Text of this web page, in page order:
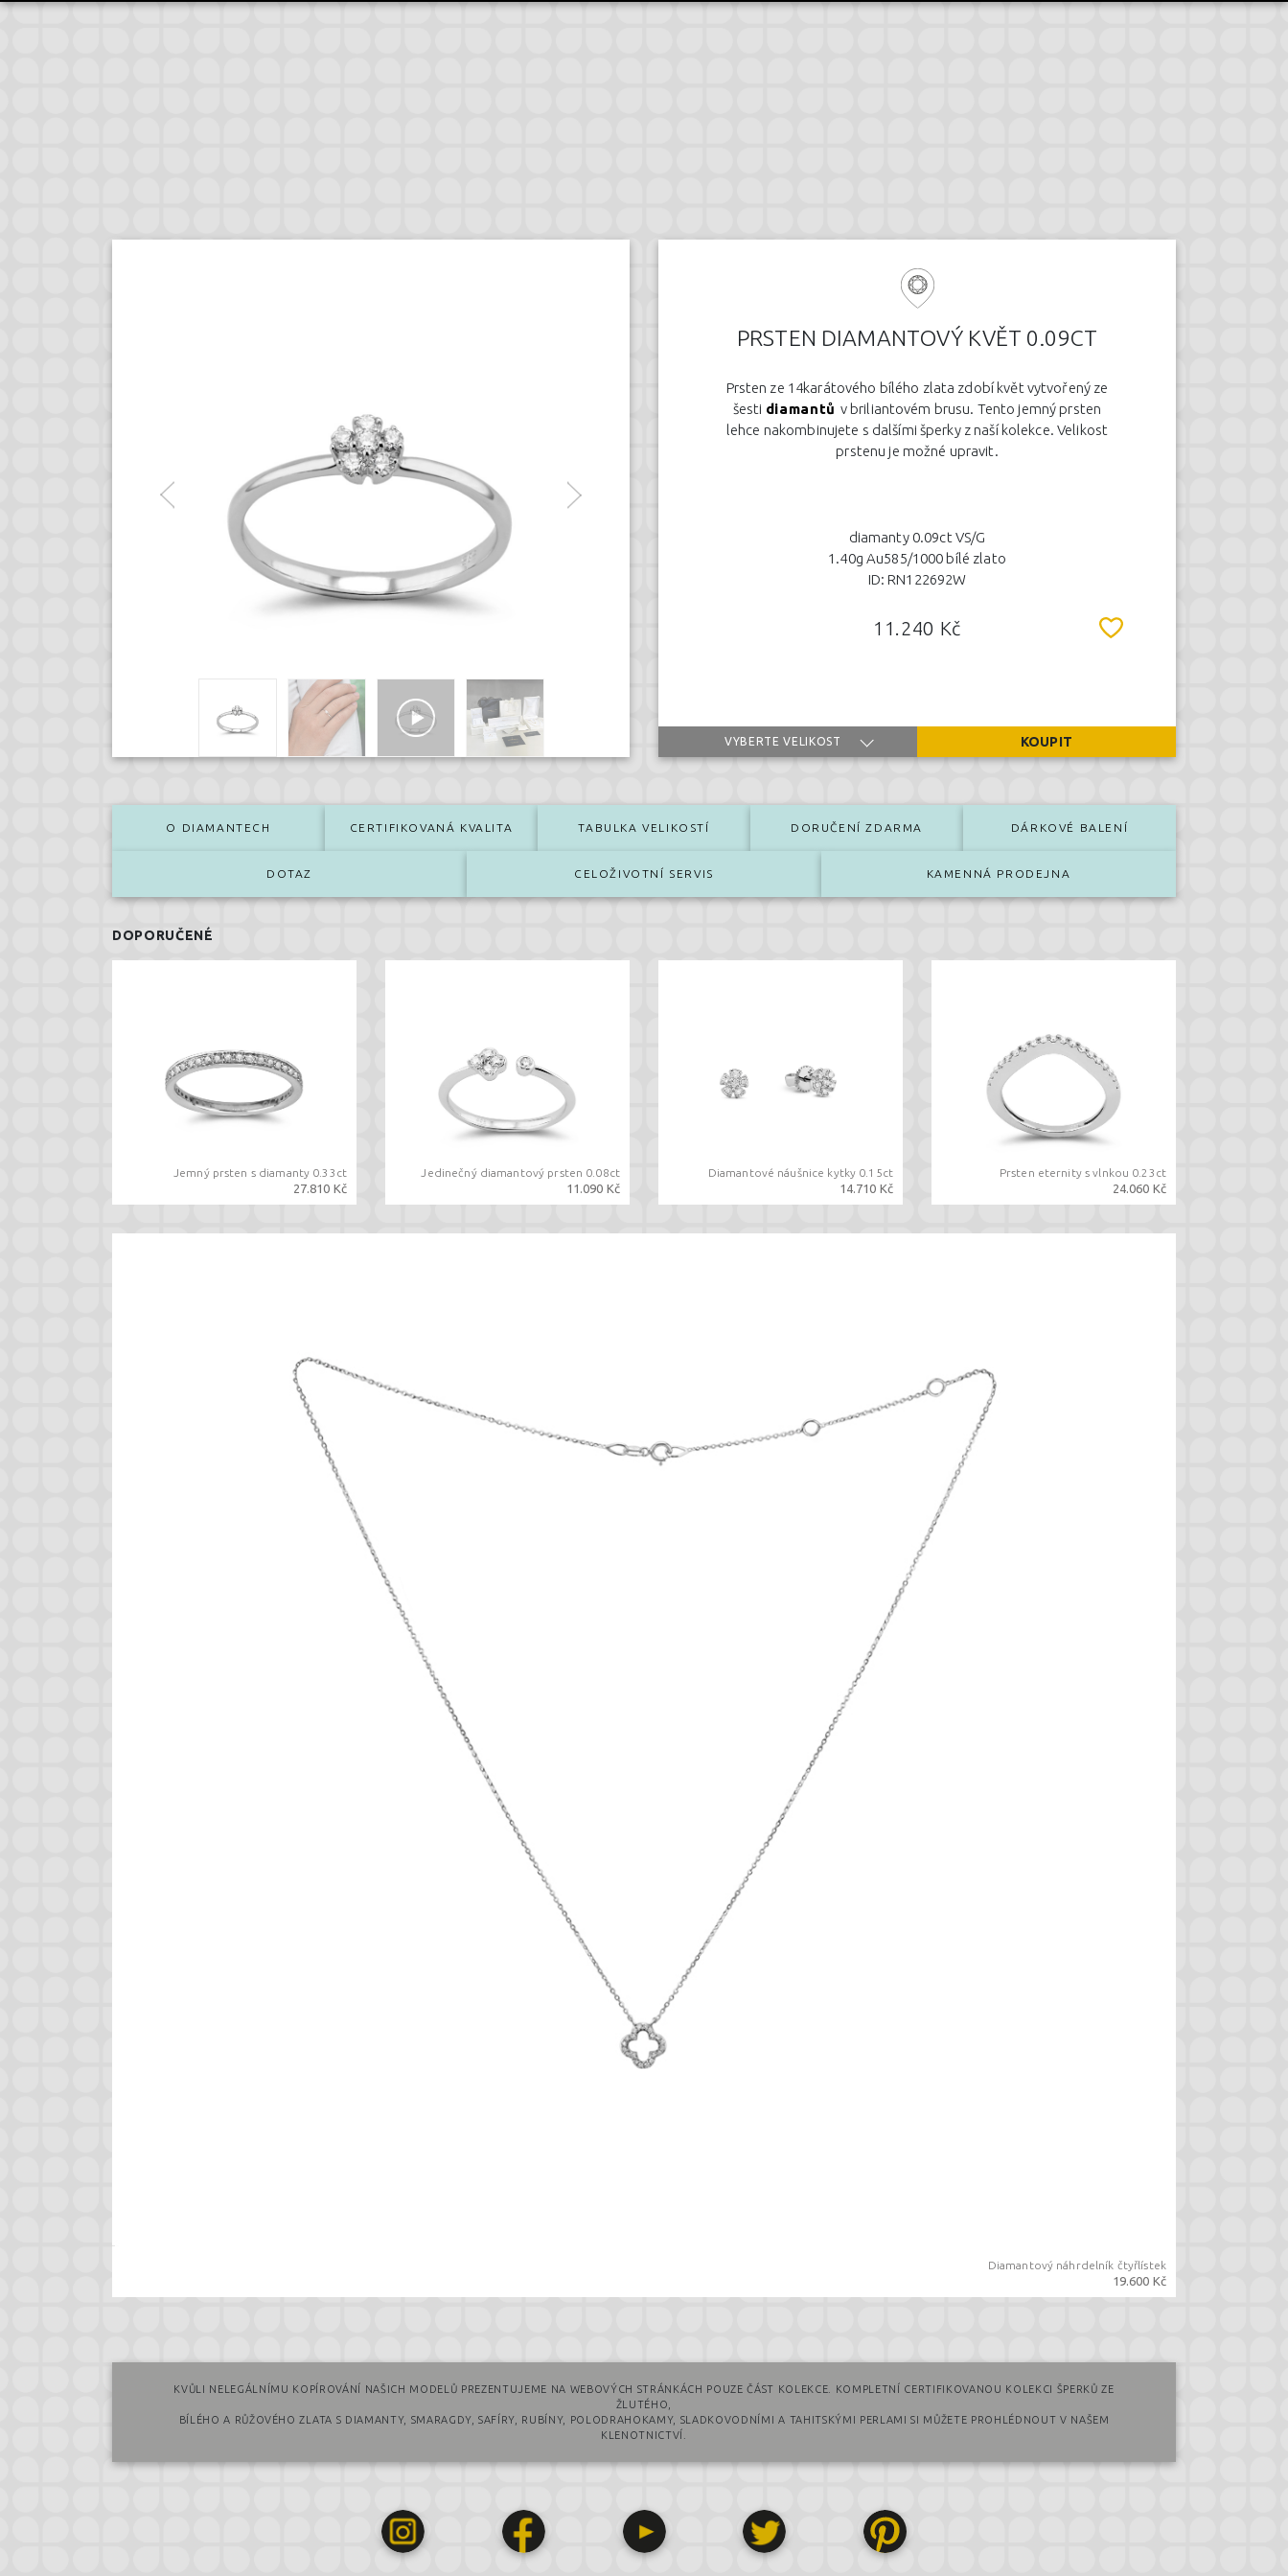
PRSTEN DIAMANTOVÝ KVĚT 0.09CT
Prsten ze 14karátového bílého zlata zdobí květ vytvořený ze
šesti diamantů v briliantovém brusu. Tento jemný prsten
lehce nakombinujete s dalšími šperky z naší kolekce. Velikost
prstenu je možné upravit.
diamanty 0.09ct VS/G
1.40g Au585/1000 bílé zlato
ID: RN122692W
11.240 Kč
VYBERTE VELIKOST KOUPIT
O DIAMANTECH CERTIFIKOVANÁ KVALITA TABULKA VELIKOSTÍ DORUČENÍ ZDARMA DÁRKOVÉ BALENÍ
DOTAZ CELOŽIVOTNÍ SERVIS KAMENNÁ PRODEJNA
DOPORUČENÉ
Jemný prsten s diamanty 0.33ct
27.810 Kč
Jedinečný diamantový prsten 0.08ct
11.090 Kč
Diamantový náhrdelník čtyřlístek
19.600 Kč
Diamantové náušnice kytky 0.15ct
14.710 Kč
Prsten eternity s vlnkou 0.23ct
24.060 Kč
KVŮLI NELEGÁLNÍMU KOPÍROVÁNÍ NAŠICH MODELŮ PREZENTUJEME NA WEBOVÝCH STRÁNKÁCH POUZE ČÁST KOLEKCE. KOMPLETNÍ CERTIFIKOVANOU KOLEKCI ŠPERKŮ ZE
ŽLUTÉHO,
BÍLÉHO A RŮŽOVÉHO ZLATA S DIAMANTY, SMARAGDY, SAFÍRY, RUBÍNY, POLODRAHOKAMY, SLADKOVODNÍMI A TAHITSKÝMI PERLAMI SI MŮŽETE PROHLÉDNOUT V NAŠEM
KLENOTNICTVÍ.